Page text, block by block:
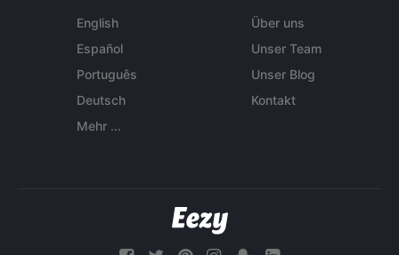
English
Español
Português
Deutsch
Mehr ...
Über uns
Unser Team
Unser Blog
Kontakt